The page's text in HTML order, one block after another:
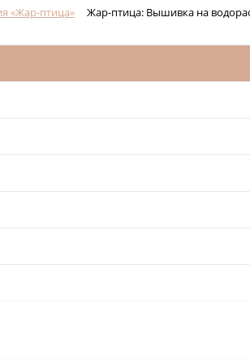
«Жар-птица» Жар-птица: Вышивка на